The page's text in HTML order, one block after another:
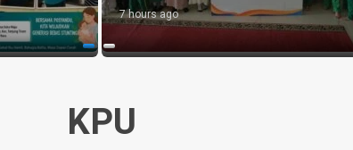
16 hours ago 1 day ago
KPU